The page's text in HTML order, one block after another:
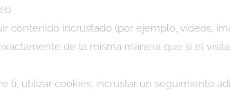
contenido incrustado (por ejemplo, vídeos,
de la misma manera que si el
ti, utilizar cookies, incrustar un seguimiento